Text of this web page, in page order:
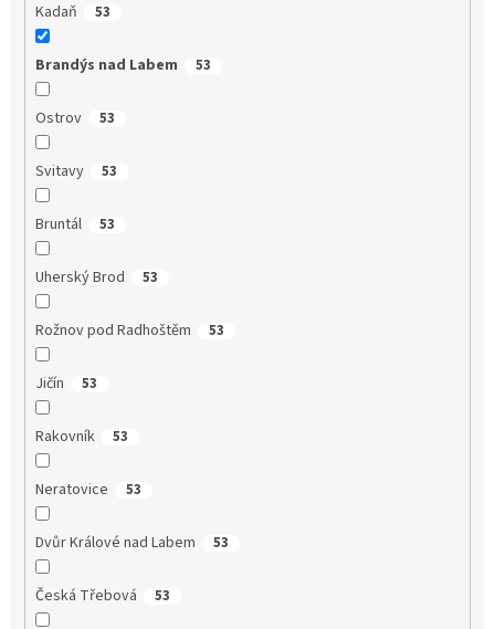
Kadaň 53
Brandýs nad Labem 53
Ostrov 53
Svitavy 53
Bruntál 53
Uherský Brod 53
Rožnov pod Radhoštěm 53
Jičín 53
Rakovník 53
Neratovice 53
Dvůr Králové nad Labem 53
Česká Třebová 53